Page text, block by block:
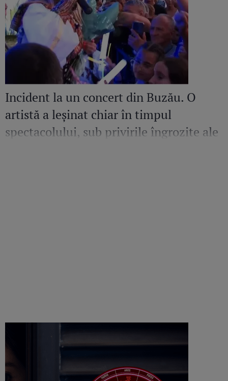
Incident la un concert din Buzău. O
artistă a leșinat chiar în timpul
spectacolului, sub privirile îngrozite ale